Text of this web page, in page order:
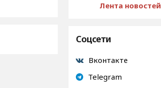
Лента новостей
Соцсети
Вконтакте
Telegram